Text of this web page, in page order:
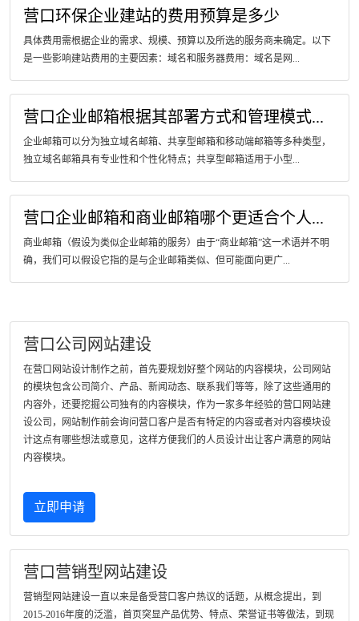
营口环保企业建站的费用预算是多少
具体费用需根据企业的需求、规模、预算以及所选的服务商来确定。以下
是一些影响建站费用的主要因素：域名和服务器费用：域名是网...
营口企业邮箱根据其部署方式和管理模式...
企业邮箱可以分为独立域名邮箱、共享型邮箱和移动端邮箱等多种类型，
独立域名邮箱具有专业性和个性化特点；共享型邮箱适用于小型...
营口企业邮箱和商业邮箱哪个更适合个人...
商业邮箱（假设为类似企业邮箱的服务）由于“商业邮箱”这一术语并不明
确，我们可以假设它指的是与企业邮箱类似、但可能面向更广...
营口公司网站建设
在营口网站设计制作之前，首先要规划好整个网站的内容模块，公司网站
的模块包含公司简介、产品、新闻动态、联系我们等等，除了这些通用的
内容外，还要挖掘公司独有的内容模块，作为一家多年经验的营口网站建
设公司，网站制作前会询问营口客户是否有特定的内容或者对内容模块设
计这点有哪些想法或意见，这样方便我们的人员设计出让客户满意的网站
内容模块。
立即申请
营口营销型网站建设
营销型网站建设一直以来是备受营口客户热议的话题，从概念提出，到
2015-2016年度的泛滥，首页突显产品优势、特点、荣誉证书等做法，到现